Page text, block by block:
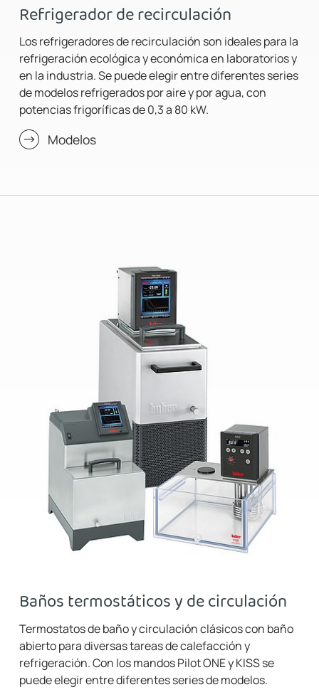
Refrigerador de recirculación
Los refrigeradores de recirculación son ideales para la
refrigeración ecológica y económica en laboratorios y
en la industria. Se puede elegir entre diferentes series
de modelos refrigerados por aire y por agua, con
potencias frigoríficas de 0,3 a 80 kW.
Modelos
Baños termostáticos y de circulación
Termostatos de baño y circulación clásicos con baño
abierto para diversas tareas de calefacción y
refrigeración. Con los mandos Pilot ONE y KISS se
puede elegir entre diferentes series de modelos.